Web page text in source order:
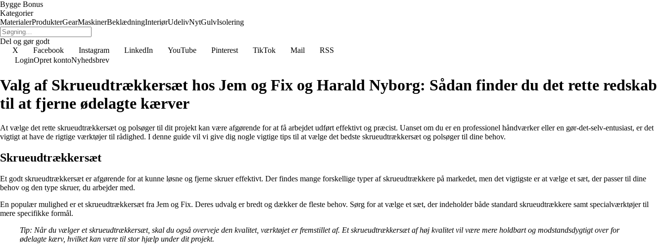
Bygge Bonus
Kategorier
MaterialerProdukterGearMaskinerBeklædningInteriørUdelivNytGulvIsolering
Del og gør godt
X
Facebook Instagram LinkedIn YouTube Pinterest TikTok Mail
RSS
LoginOpret kontoNyhedsbrev
Valg af Skrueudtrækkersæt hos Jem og Fix og Harald Nyborg: Sådan finder du det rette redskab
til at fjerne ødelagte kærver
At vælge det rette skrueudtrækkersæt og polsøger til dit projekt kan være afgørende for at få arbejdet udført effektivt og præcist. Uanset om du er en professionel håndværker eller en gør-det-selv-entusiast, er det
vigtigt at have de rigtige værktøjer til rådighed. I denne guide vil vi give dig nogle vigtige tips til at vælge det bedste skrueudtrækkersæt og polsøger til dine behov.
Skrueudtrækkersæt
Et godt skrueudtrækkersæt er afgørende for at kunne løsne og fjerne skruer effektivt. Der findes mange forskellige typer af skrueudtrækkere på markedet, men det vigtigste er at vælge et sæt, der passer til dine
behov og den type skruer, du arbejder med.
En populær mulighed er et skrueudtrækkersæt fra Jem og Fix. Deres udvalg er bredt og dækker de fleste behov. Sørg for at vælge et sæt, der indeholder både standard skrueudtrækkere samt specialværktøjer til
mere specifikke formål.
Tip: Når du vælger et skrueudtrækkersæt, skal du også overveje den kvalitet, værktøjet er fremstillet af. Et skrueudtrækkersæt af høj kvalitet vil være mere holdbart og modstandsdygtigt over for
ødelagte kærv, hvilket kan være til stor hjælp under dit projekt.